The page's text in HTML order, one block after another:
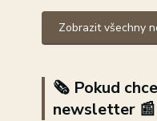
Zobrazit všechny
🗞️ Pokud
newsletter 📰